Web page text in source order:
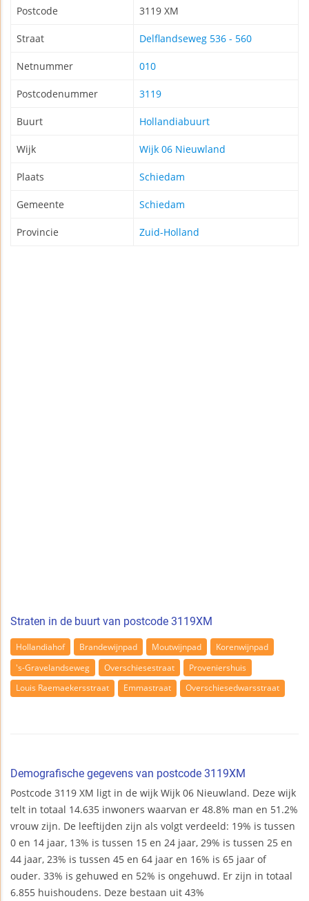
Postcode 3119 XM
Straat Delflandseweg 536 - 560
Netnummer 010
Postcodenummer 3119
Buurt Hollandiabuurt
Wijk Wijk 06 Nieuwland
Plaats Schiedam
Gemeente Schiedam
Provincie Zuid-Holland
Straten in de buurt van postcode 3119XM
Hollandiahof Brandewijnpad Moutwijnpad
Korenwijnpad
's-Gravelandseweg
Overschiesestraat
Proveniershuis
Louis Raemaekersstraat
Emmastraat Overschiesedwarsstraat
Demografische gegevens van postcode 3119XM
Postcode 3119 XM ligt in de wijk Wijk 06 Nieuwland. Deze wijk
telt in totaal 14.635 inwoners waarvan er 48.8% man en 51.2%
vrouw zijn. De leeftijden zijn als volgt verdeeld: 19% is tussen
0 en 14 jaar, 13% is tussen 15 en 24 jaar, 29% is tussen 25 en
44 jaar, 23% is tussen 45 en 64 jaar en 16% is 65 jaar of
ouder. 33% is gehuwed en 52% is ongehuwd. Er zijn in totaal
6.855 huishoudens. Deze bestaan uit 43%